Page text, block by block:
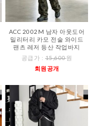
ACC 2002M 남자 아웃도어
밀리터리 카모 전술 와이드
팬츠 레저 등산 작업바지
공급가 : 15,600원
회원공개